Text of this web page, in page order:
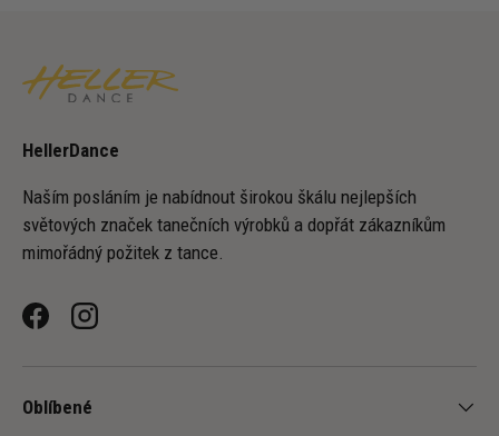
HellerDance
Naším posláním je nabídnout širokou škálu nejlepších
světových značek tanečních výrobků a dopřát zákazníkům
mimořádný požitek z tance.
FacebookInstagram
Oblíbené